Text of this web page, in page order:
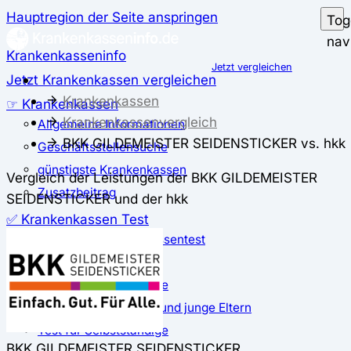
Hauptregion der Seite anspringen
Krankenkasseninfo
Jetzt Krankenkassen vergleichen
☞ Krankenkassen
Allgemeine Informationen
Geschäftsstellensuche
günstigste Krankenkassen
Zusatzbeitrag
✅ Krankenkassen Test
Der große Krankenkassentest
Test für Studierende
Test für Auszubildende
Test für Schwangere und junge Eltern
Test für Selbstständige
Jetzt vergleichen
Krankenkassen
Krankenkassenvergleich
BKK GILDEMEISTER SEIDENSTICKER vs. hkk
Vergleich der Leistungen der BKK GILDEMEISTER
SEIDENSTICKER und der hkk